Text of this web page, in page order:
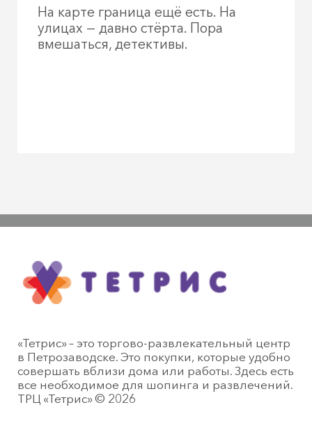
На карте граница ещё есть. На
улицах — давно стёрта. Пора
вмешаться, детективы.
«Тетрис» – это торгово-развлекательный центр
в Петрозаводске. Это покупки, которые удобно
совершать вблизи дома или работы. Здесь есть
все необходимое для шопинга и развлечений.
ТРЦ «Тетрис» © 2026